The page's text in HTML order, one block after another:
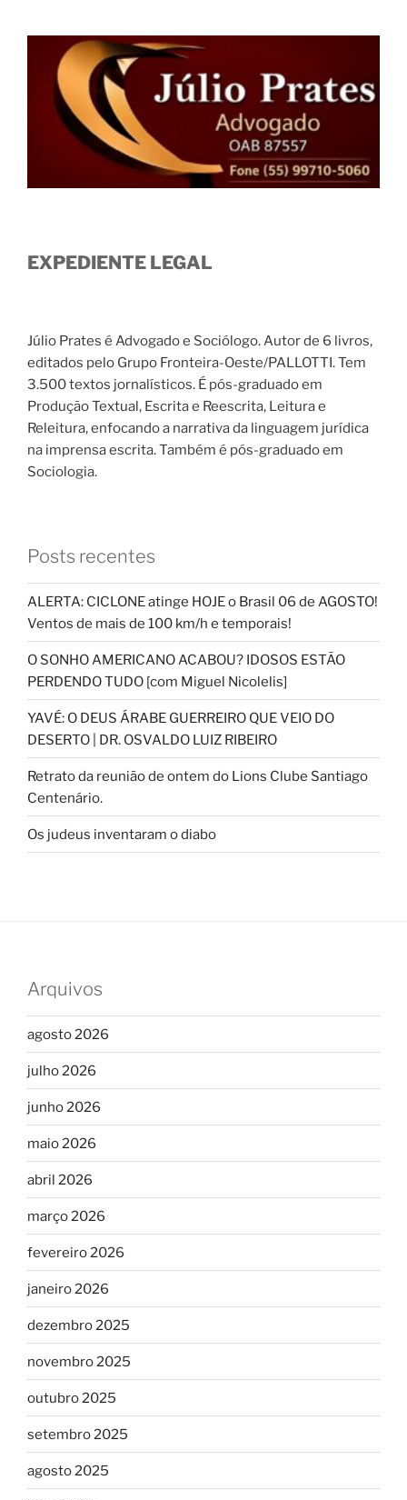
EXPEDIENTE LEGAL
Júlio Prates é Advogado e Sociólogo. Autor de 6 livros,
editados pelo Grupo Fronteira-Oeste/PALLOTTI. Tem
3.500 textos jornalísticos. É pós-graduado em
Produção Textual, Escrita e Reescrita, Leitura e
Releitura, enfocando a narrativa da linguagem jurídica
na imprensa escrita. Também é pós-graduado em
Sociologia.
Posts recentes
ALERTA: CICLONE atinge HOJE o Brasil 06 de AGOSTO!
Ventos de mais de 100 km/h e temporais!
O SONHO AMERICANO ACABOU? IDOSOS ESTÃO
PERDENDO TUDO [com Miguel Nicolelis]
YAVÉ: O DEUS ÁRABE GUERREIRO QUE VEIO DO
DESERTO | DR. OSVALDO LUIZ RIBEIRO
Retrato da reunião de ontem do Lions Clube Santiago
Centenário.
Os judeus inventaram o diabo
Arquivos
agosto 2026
julho 2026
junho 2026
maio 2026
abril 2026
março 2026
fevereiro 2026
janeiro 2026
dezembro 2025
novembro 2025
outubro 2025
setembro 2025
agosto 2025